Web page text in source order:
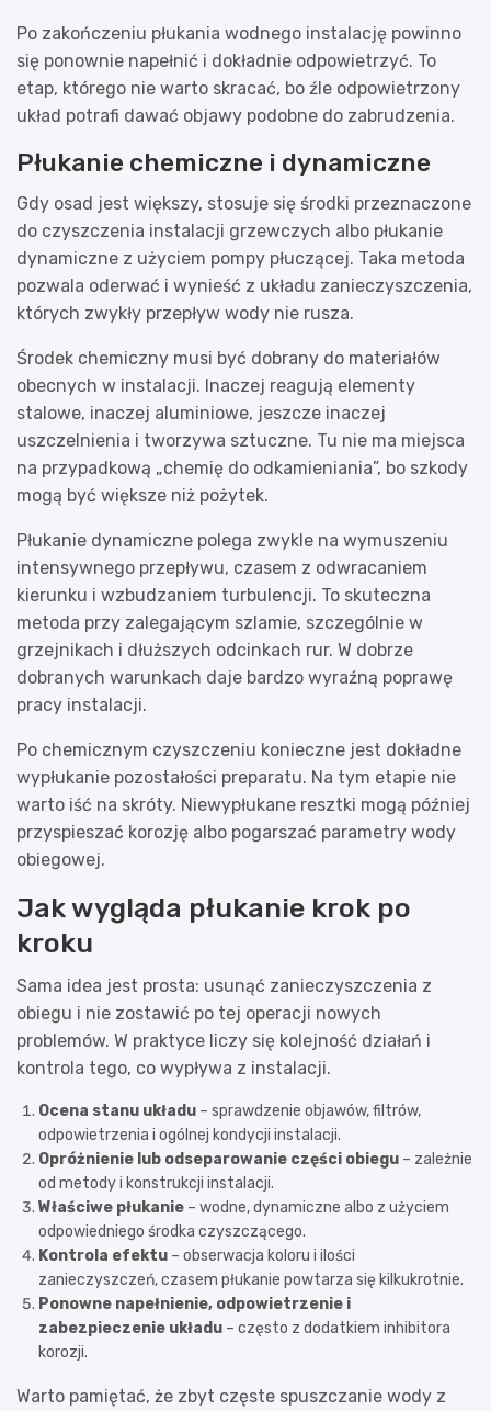
Po zakończeniu płukania wodnego instalację powinno
się ponownie napełnić i dokładnie odpowietrzyć. To
etap, którego nie warto skracać, bo źle odpowietrzony
układ potrafi dawać objawy podobne do zabrudzenia.
Płukanie chemiczne i dynamiczne
Gdy osad jest większy, stosuje się środki przeznaczone
do czyszczenia instalacji grzewczych albo płukanie
dynamiczne z użyciem pompy płuczącej. Taka metoda
pozwala oderwać i wynieść z układu zanieczyszczenia,
których zwykły przepływ wody nie rusza.
Środek chemiczny musi być dobrany do materiałów
obecnych w instalacji. Inaczej reagują elementy
stalowe, inaczej aluminiowe, jeszcze inaczej
uszczelnienia i tworzywa sztuczne. Tu nie ma miejsca
na przypadkową „chemię do odkamieniania”, bo szkody
mogą być większe niż pożytek.
Płukanie dynamiczne polega zwykle na wymuszeniu
intensywnego przepływu, czasem z odwracaniem
kierunku i wzbudzaniem turbulencji. To skuteczna
metoda przy zalegającym szlamie, szczególnie w
grzejnikach i dłuższych odcinkach rur. W dobrze
dobranych warunkach daje bardzo wyraźną poprawę
pracy instalacji.
Po chemicznym czyszczeniu konieczne jest dokładne
wypłukanie pozostałości preparatu. Na tym etapie nie
warto iść na skróty. Niewypłukane resztki mogą później
przyspieszać korozję albo pogarszać parametry wody
obiegowej.
Jak wygląda płukanie krok po
kroku
Sama idea jest prosta: usunąć zanieczyszczenia z
obiegu i nie zostawić po tej operacji nowych
problemów. W praktyce liczy się kolejność działań i
kontrola tego, co wypływa z instalacji.
Ocena stanu układu – sprawdzenie objawów, filtrów,
odpowietrzenia i ogólnej kondycji instalacji.
Opróżnienie lub odseparowanie części obiegu – zależnie
od metody i konstrukcji instalacji.
Właściwe płukanie – wodne, dynamiczne albo z użyciem
odpowiedniego środka czyszczącego.
Kontrola efektu – obserwacja koloru i ilości
zanieczyszczeń, czasem płukanie powtarza się kilkukrotnie.
Ponowne napełnienie, odpowietrzenie i
zabezpieczenie układu – często z dodatkiem inhibitora
korozji.
Warto pamiętać, że zbyt częste spuszczanie wody z